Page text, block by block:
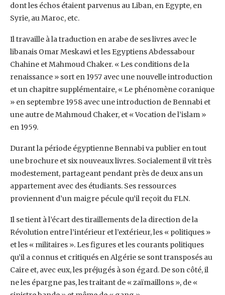
‎dont les échos étaient parvenus au Liban, en Egypte, en
Syrie, au Maroc, etc.
Il travaille à la ‎traduction en arabe de ses livres avec le
libanais Omar Meskawi et les Egyptiens Abdessabour
‎Chahine et Mahmoud Chaker. « Les conditions de la
renaissance » sort en 1957 avec une ‎nouvelle introduction
et un chapitre supplémentaire, « Le phénomène coranique
» en ‎septembre 1958 avec une introduction de Bennabi et
une autre de Mahmoud Chaker, et ‎‎« Vocation de l’islam »
en 1959.‎
Durant la période égyptienne Bennabi va publier en tout
une brochure et six nouveaux livres. ‎Socialement il vit très
modestement, partageant pendant près de deux ans un
appartement ‎avec des étudiants. Ses ressources
proviennent d’un maigre pécule qu’il reçoit du FLN.
Il se tient ‎à l’écart des tiraillements de la direction de la
Révolution entre l’intérieur et l’extérieur, les ‎‎« politiques »
et les « militaires ». Les figures et les courants politiques
qu’il a connus et ‎critiqués en Algérie se sont transposés au
Caire et, avec eux, les préjugés à son égard. De son ‎côté, il
ne les épargne pas, les traitant de « zaïmaillons », de «